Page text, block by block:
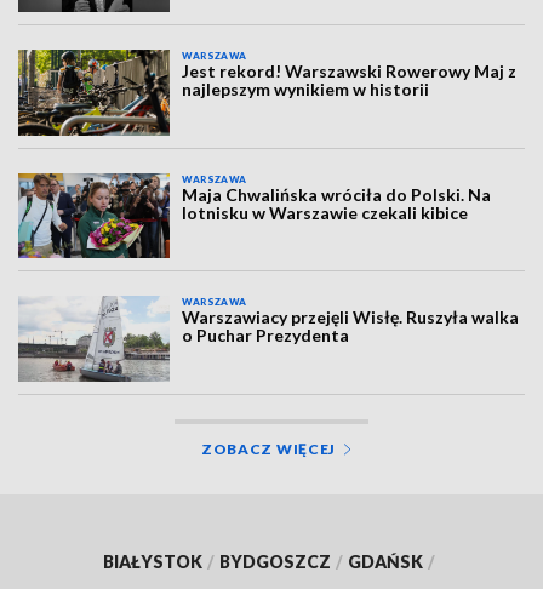
WARSZAWA
Jest rekord! Warszawski Rowerowy Maj z
najlepszym wynikiem w historii
WARSZAWA
Maja Chwalińska wróciła do Polski. Na
lotnisku w Warszawie czekali kibice
WARSZAWA
Warszawiacy przejęli Wisłę. Ruszyła walka
o Puchar Prezydenta
ZOBACZ WIĘCEJ
BIAŁYSTOK / BYDGOSZCZ / GDAŃSK /